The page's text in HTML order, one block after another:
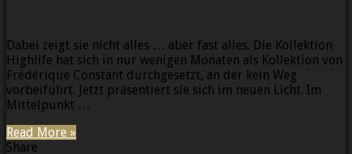
Dabei zeigt sie nicht alles … aber fast alles. Die Kollektion
Highlife hat sich in nur wenigen Monaten als Kollektion von
Frédérique Constant durchgesetzt, an der kein Weg
vorbeiführt. Jetzt präsentiert sie sich im neuen Licht. Im
Mittelpunkt …
Read More »
Share